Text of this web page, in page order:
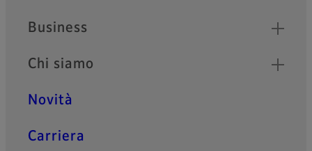
Business
Chi siamo
Novità
Carriera